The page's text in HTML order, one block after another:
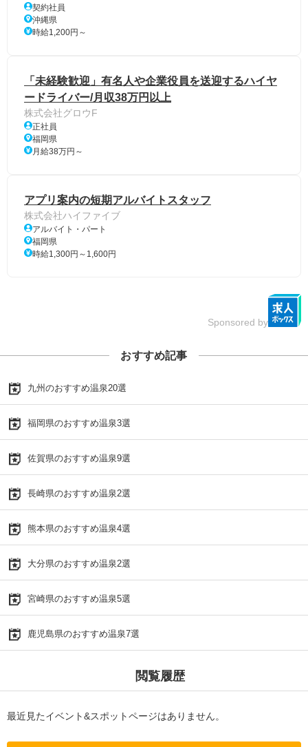
契約社員
沖縄県
時給1,200円～
「未経験歓迎」有名人や企業役員を送迎するハイヤ
ードライバー/月収38万円以上
株式会社グロウF
正社員
福岡県
月給38万円～
アプリ案内の短期アルバイトスタッフ
株式会社ハイファイブ
アルバイト・パート
福岡県
時給1,300円～1,600円
Sponsored by
おすすめ記事
九州のおすすめ温泉20選
福岡県のおすすめ温泉3選
佐賀県のおすすめ温泉9選
長崎県のおすすめ温泉2選
熊本県のおすすめ温泉4選
大分県のおすすめ温泉2選
宮崎県のおすすめ温泉5選
鹿児島県のおすすめ温泉7選
閲覧履歴
最近見たイベント&スポットページはありません。